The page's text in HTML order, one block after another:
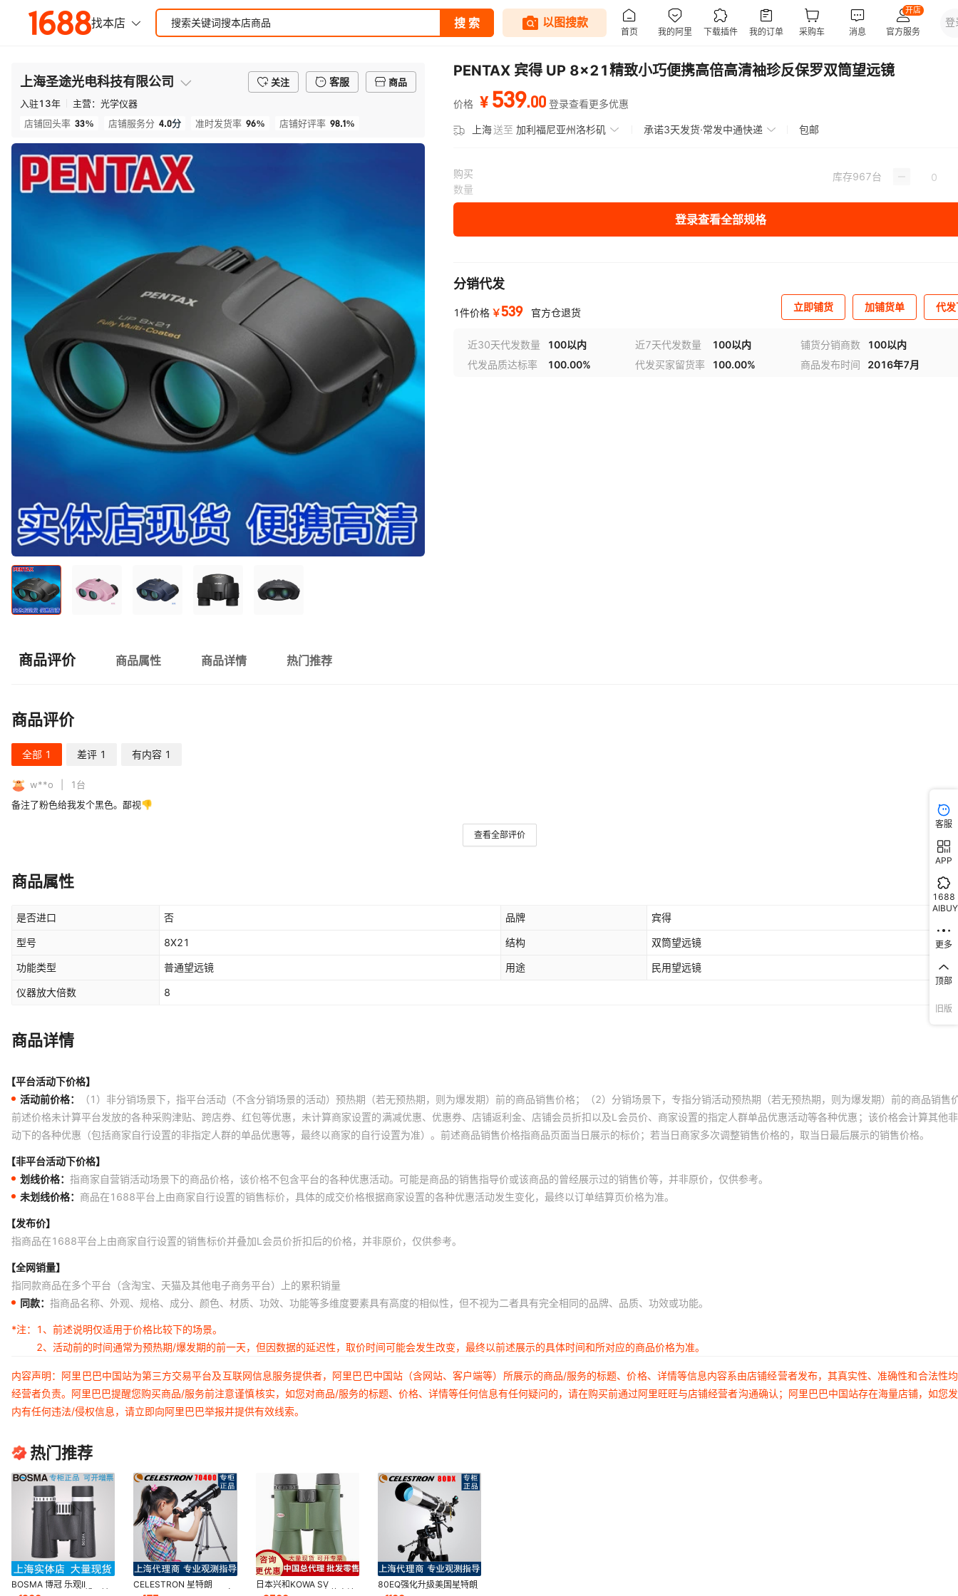
上海圣途光电科技有限公司 关注 客服
商品
入驻13年 主营： 光学仪器
店铺回头率 33% 店铺服务分 4.0分 准时发货率 96% 店铺好评率 98.1%
PENTAX 宾得 UP 8x21精致小巧便携高倍高清袖珍反保罗双筒望远镜
价格 ¥ 539.00 登录查看更多优惠
上海送至 加利福尼亚州洛杉矶 承诺3天发货·常发中通快递 包邮
购买
数量
库存967台
登录查看全部规格
分销代发
1件价格 ￥539 官方仓退货 立即铺货 加铺货单 代
近30天代发数量 100以内 近7天代发数量 100以内 铺货分销商数
100以内
代发品质达标率
100.00% 代发买家留货率 100.00% 商品发布时间 2016年7月
商品评价 商品属性 商品详情 热门推荐
商品评价
全部 1 差评 1 有内容 1
w**o 1台
备注了粉色给我发个黑色。鄙视👎
查看全部评价
商品属性
是否进口 否 品牌 宾得
型号 8X21 结构 双筒望远镜
功能类型 普通望远镜 用途 民用望远镜
仪器放大倍数 8
商品详情
【平台活动下价格】
活动前价格：
（1）非分销场景下，指平台活动（不含分销场景的活动）预热期（若无预热期，则为爆发期）前的商品销售价格；（2）分销场景下，专指分销活动预热期（若无预热期，则为爆发期）前的商品销售
前述价格未计算平台发放的各种采购津贴、跨店券、红包等优惠，未计算商家设置的满减优惠、优惠券、店铺返利金、店铺会员折扣以及L会员价、商家设置的指定人群单品优惠活动等各种优惠；该价格会计算其他
动下的各种优惠（包括商家自行设置的非指定人群的单品优惠等，最终以商家的自行设置为准）。前述商品销售价格指商品页面当日展示的标价；若当日商家多次调整销售价格的，取当日最后展示的销售价格。
【非平台活动下价格】
划线价格： 指商家自营销活动场景下的商品价格，该价格不包含平台的各种优惠活动。可能是商品的销售指导价或该商品的曾经展示过的销售价等，并非原价，仅供参考。
未划线价格： 商品在1688平台上由商家自行设置的销售标价，具体的成交价格根据商家设置的各种优惠活动发生变化，最终以订单结算页价格为准。
【发布价】
指商品在1688平台上由商家自行设置的销售标价并叠加L会员价折扣后的价格，并非原价，仅供参考。
【全网销量】
指同款商品在多个平台（含淘宝、天猫及其他电子商务平台）上的累积销量
同款： 指商品名称、外观、规格、成分、颜色、材质、功效、功能等多维度要素具有高度的相似性，但不视为二者具有完全相同的品牌、品质、功效或功能。
*注：
1、前述说明仅适用于价格比较下的场景。
2、活动前的时间通常为预热期/爆发期的前一天，但因数据的延迟性，取价时间可能会发生改变，最终以前述展示的具体时间和所对应的商品价格为准。
内容声明：阿里巴巴中国站为第三方交易平台及互联网信息服务提供者，阿里巴巴中国站（含网站、客户端等）所展示的商品/服务的标题、价格、详情等信息内容系由店铺经营者发布，其真实性、准确性和合法性
经营者负责。阿里巴巴提醒您购买商品/服务前注意谨慎核实，如您对商品/服务的标题、价格、详情等任何信息有任何疑问的，请在购买前通过阿里旺旺与店铺经营者沟通确认；阿里巴巴中国站存在海量店铺，如您
内有任何违法/侵权信息，请立即向阿里巴巴举报并提供有效线索。
热门推荐
BOSMA 博冠 乐观II
10x42 8X42 双筒望远镜
CELESTRON 星特朗
Travel Scope 70400天文
日本兴和KOWA SV
II10X50 12X50 高倍高清
80EQ强化升级美国星特朗
80DX 天文望远镜高倍高清
客服
APP
1688
AIBUY
更多
顶部
旧版